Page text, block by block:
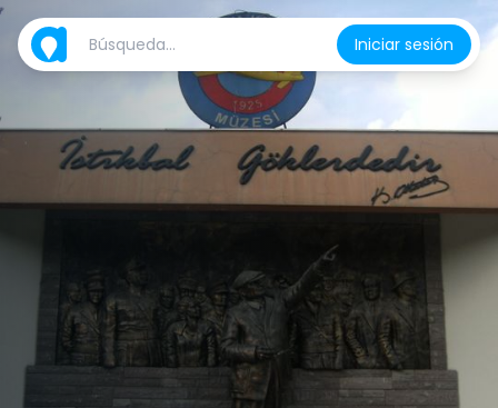
Iniciar sesión